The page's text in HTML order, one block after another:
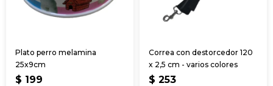
Plato perro melamina
25x9cm
$ 199
Correa con destorcedor 120
x 2,5 cm - varios colores
$ 253